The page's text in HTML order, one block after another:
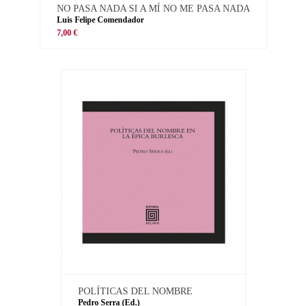
NO PASA NADA SI A MÍ NO ME PASA NADA
Luis Felipe Comendador
7,00 €
POLÍTICAS DEL NOMBRE
Pedro Serra (Ed.)